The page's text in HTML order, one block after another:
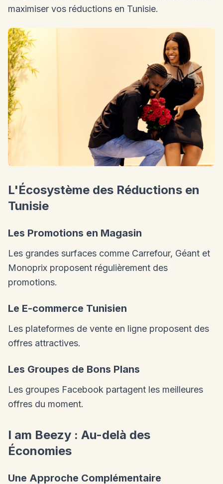
maximiser vos réductions en Tunisie.
L'Écosystème des Réductions en
Tunisie
Les Promotions en Magasin
Les grandes surfaces comme Carrefour, Géant et
Monoprix proposent régulièrement des
promotions.
Le E-commerce Tunisien
Les plateformes de vente en ligne proposent des
offres attractives.
Les Groupes de Bons Plans
Les groupes Facebook partagent les meilleures
offres du moment.
I am Beezy : Au-delà des
Économies
Une Approche Complémentaire